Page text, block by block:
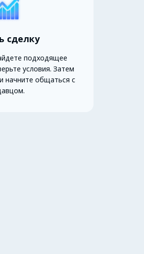
сделку
подходящее
условия. Затем
начните общаться с